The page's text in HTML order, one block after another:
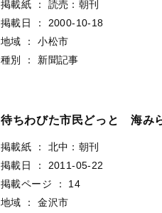
掲載紙 ：
読売：朝刊
掲載日
：
2000-10-18
地域
：
小松市
種別
： 新聞記事
待ちわびた市民どっと 海み
掲載紙 ：
北中：朝刊
掲載日
：
2011-05-22
掲載ページ
：
14
地域
：
金沢市